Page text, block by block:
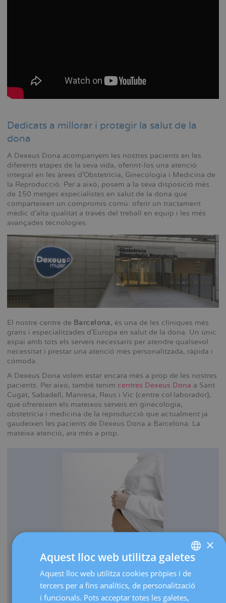
Dedicats a millorar i protegir la salut de la
dona
A Dexeus Dona acompanyem les nostres pacients en les
diferents etapes de la seva vida, oferint-los una atenció
integral en les àrees d'Obstetrícia, Ginecologia i Medicina de
la Reproducció. Per a això, posem a la seva disposició més
de 150 metges especialistes en salut de la dona que
comparteixen un compromís comú: oferir un tractament
mèdic d'alta qualitat a través del treball en equip i les més
avançades tecnologies.
El nostre centre de Barcelona, és una de les clíniques més
grans i especialitzades d'Europa en salut de la dona. Un únic
espai amb tots els serveis necessaris per atendre qualsevol
necessitat i prestar una atenció més personalitzada, ràpida i
còmoda.
A Dexeus Dona volem estar encara més a prop de les nostres
pacients. Per això, també tenim centres Dexeus Dona a Sant
Cugat, Sabadell, Manresa, Reus i Vic (centre col·laborador),
que ofrereixen els mateixos serveis en ginecologia,
obstetrícia i medicina de la reproducció que actualment ja
gaudeixen les pacients de Dexeus Dona a Barcelona. La
mateixa atenció, ara més a prop.
Cada any portem al món més de 3.000 nadons.
Realitzem més de 30.000 ecografies d'embaràs a l'any.
SPANISH
CATALÀ
×
Aquest lloc web utilitza galetes
Aquest lloc web utilitza cookies pròpies i de
tercers per a fins analítics, de personalització
i funcionals. Pots acceptar totes les galetes,